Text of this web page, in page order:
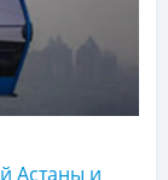
Астаны и